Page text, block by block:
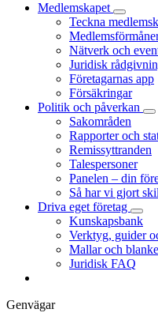
Medlemskapet
Teckna
Nätverk och
Juridisk
Företagarnas app
Försäkringar
Politik och påverkan
Sakområden
Rapporter och
Remissyttranden
Talespersoner
Panelen – din
Så har vi gjort
Driva eget företag
Kunskapsbank
Verktyg, guider
Mallar och
Juridisk FAQ
Genvägar